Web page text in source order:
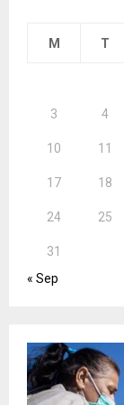
M T
3 4
10 11
17 18
24 25
31
« Sep